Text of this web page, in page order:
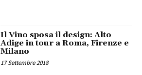
Il Vino sposa il design: Alto
Adige in tour a Roma, Firenze e
Milano
17 Settembre 2018